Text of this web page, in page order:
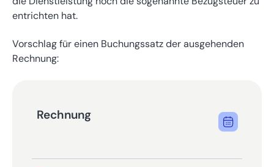
entrichten hat.
Vorschlag für einen Buchungssatz der ausgehenden
Rechnung:
Rechnung